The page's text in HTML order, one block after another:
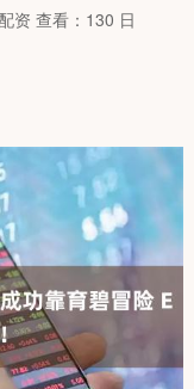
资 查看：130 日